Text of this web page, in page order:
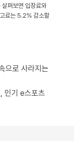
펴보면 입장료와
료는 5.2% 감소할
으로 사라지는
인기 e스포츠